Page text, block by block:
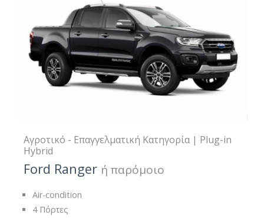
Αγροτικό - Επαγγελματική Κατηγορία | Plug-in
Hybrid
Ford Ranger ή παρόμοιο
Air-condition
4 Πόρτες